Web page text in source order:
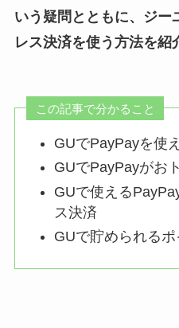
いう疑問とともに、ジー
レス決済を使う方法を紹
この記事で分かること
GUでPayPayを使
GUでPayPayがお
GUで使える
ス決済
GUで貯められるポ